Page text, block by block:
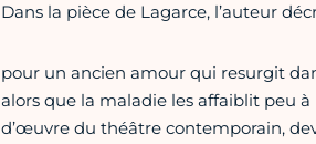
Dans la pièce de Lagarce, l’auteur
pour un ancien amour qui resurgit
alors que la maladie les affaiblit peu
d’œuvre du théâtre contemporain,